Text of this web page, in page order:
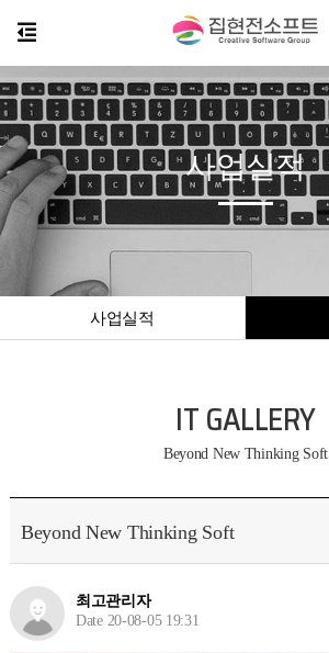
사업실적
사업실적
IT GALLERY
Beyond New Thinking Soft
Beyond New Thinking Soft
최고관리자
Date 20-08-05 19:31